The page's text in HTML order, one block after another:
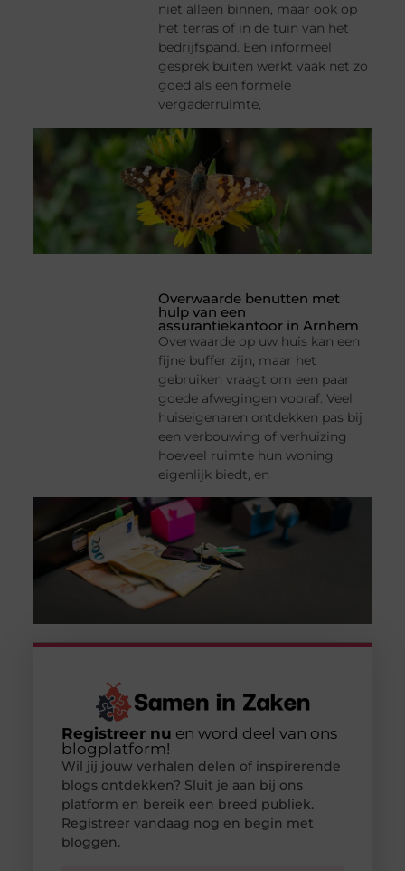
niet alleen binnen, maar ook op
het terras of in de tuin van het
bedrijfspand. Een informeel
gesprek buiten werkt vaak net zo
goed als een formele
vergaderruimte,
Overwaarde benutten met
hulp van een
assurantiekantoor in Arnhem
Overwaarde op uw huis kan een
fijne buffer zijn, maar het
gebruiken vraagt om een paar
goede afwegingen vooraf. Veel
huiseigenaren ontdekken pas bij
een verbouwing of verhuizing
hoeveel ruimte hun woning
eigenlijk biedt, en
Registreer nu en word deel van ons
blogplatform!
Wil jij jouw verhalen delen of inspirerende
blogs ontdekken? Sluit je aan bij ons
platform en bereik een breed publiek.
Registreer vandaag nog en begin met
bloggen.